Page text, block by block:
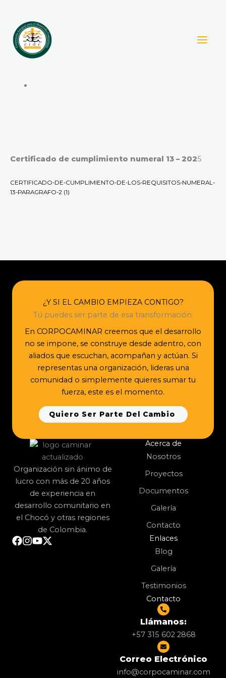
contenido
Certificado de cumplimiento numeral 13 – 2025
CERTIFICADO-DE-CUMPLIMIENTO-DE-LOS-REQUISITOS-NUMERAL-
13-PARAGRAFO-2 (1)
¿Y SI EL CAMBIO EMPIEZA CONTIGO?
Tú puedes ser parte de esa transformación.
En CORPOCAMINAR creemos que el desarrollo
no se impone, se construye desde adentro, con
aliados que escuchan, acompañan y actúan. Si
representas una organización, lideras una
comunidad o simplemente quieres sumar tu
fuerza, este es el momento.
Quiero Ser Parte Del Cambio
Organización sin ánimo de
lucro con más de 20 años
de experiencia en
desarrollo comunitario en
el Chocó y otras regiones
de Colombia.
Acerca de
Nosotros
Proyectos
Documentos
Galería
Contacto
Enlaces
Blog
Galería
Testimonios
Contacto
Llámanos:
+57 315 602 2868
Correo Electrónico
info@corpocaminar.com